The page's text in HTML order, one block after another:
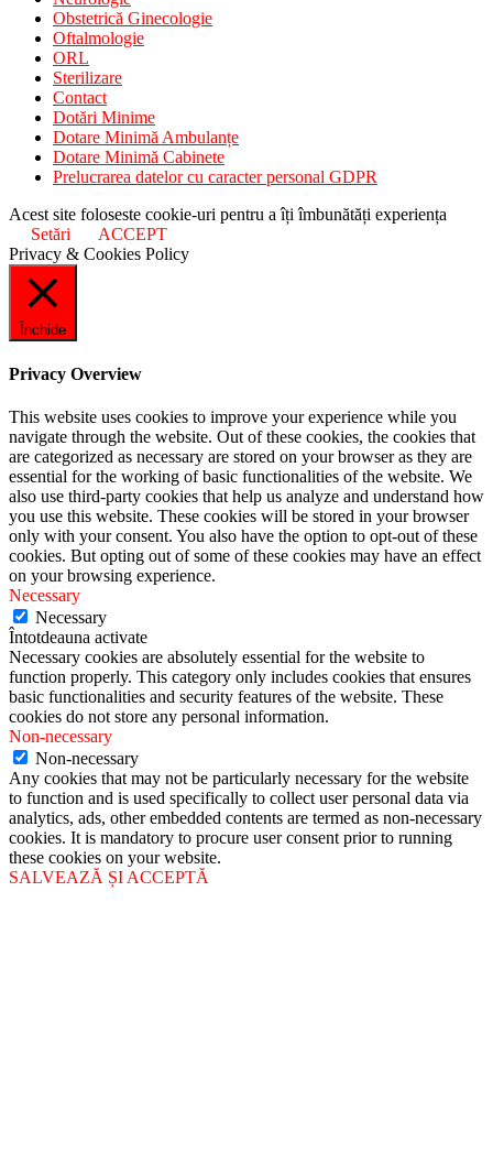
Obstetrică Ginecologie
Oftalmologie
ORL
Sterilizare
Contact
Dotări Minime
Dotare Minimă Ambulanțe
Dotare Minimă Cabinete
Prelucrarea datelor cu caracter personal GDPR
Acest site foloseste cookie-uri pentru a îți îmbunătăți experiența
Setări
ACCEPT
Privacy & Cookies Policy
Închide
Privacy Overview
This website uses cookies to improve your experience while you
navigate through the website. Out of these cookies, the cookies that
are categorized as necessary are stored on your browser as they are
essential for the working of basic functionalities of the website. We
also use third-party cookies that help us analyze and understand how
you use this website. These cookies will be stored in your browser
only with your consent. You also have the option to opt-out of these
cookies. But opting out of some of these cookies may have an effect
on your browsing experience.
Necessary
Necessary
Întotdeauna activate
Necessary cookies are absolutely essential for the website to
function properly. This category only includes cookies that ensures
basic functionalities and security features of the website. These
cookies do not store any personal information.
Non-necessary
Non-necessary
Any cookies that may not be particularly necessary for the website
to function and is used specifically to collect user personal data via
analytics, ads, other embedded contents are termed as non-necessary
cookies. It is mandatory to procure user consent prior to running
these cookies on your website.
SALVEAZĂ ȘI ACCEPTĂ